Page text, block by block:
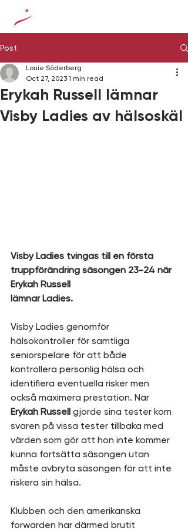
Post
Erykah Russell lämnar
Visby Ladies av hälsoskäl
Louie Söderberg
Oct 27, 2023 1 min read
Visby Ladies tvingas till en första
truppförändring säsongen 23-24 när
Erykah Russell
lämnar Ladies.
Visby Ladies genomför
hälsokontroller för samtliga
seniorspelare för att både
kontrollera personlig hälsa och
identifiera eventuella risker men
också maximera prestation. När
Erykah Russell gjorde sina tester kom
svaren på vissa tester tillbaka med
värden som gör att hon inte kommer
kunna fortsätta säsongen utan
måste avbryta säsongen för att inte
riskera sin hälsa.
Klubben och den amerikanska
forwarden har därmed brutit